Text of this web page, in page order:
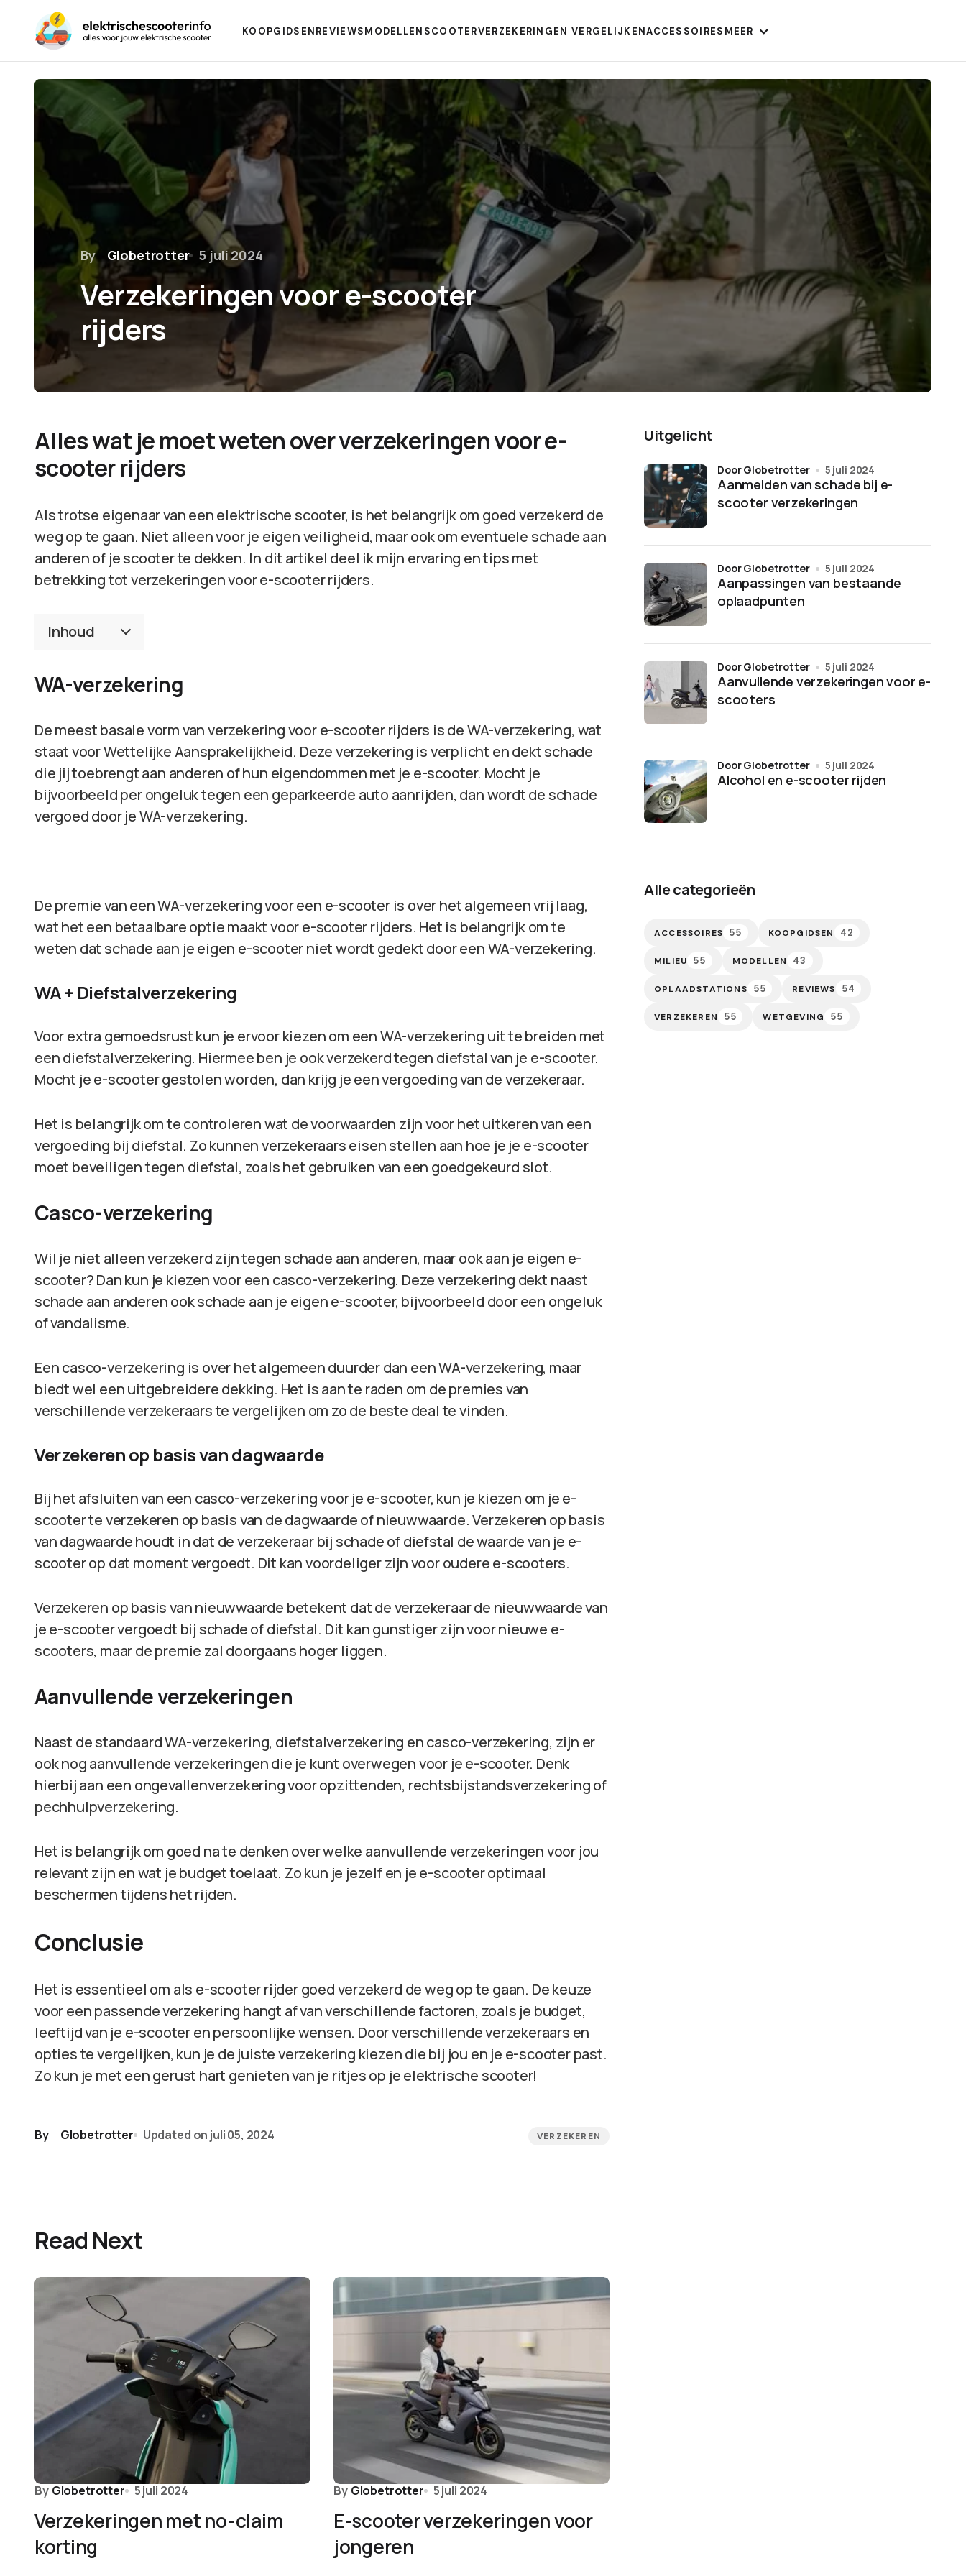
KOOPGIDSENREVIEWSMODELLEN SCOOTERVERZEKERINGEN VERGELIJKENACCESSOIRES MEER
By Globetrotter 5 juli 2024
Verzekeringen voor e-scooter
rijders
Alles wat je moet weten over verzekeringen voor e-
scooter rijders
Als trotse eigenaar van een elektrische scooter, is het belangrijk om goed verzekerd de
weg op te gaan. Niet alleen voor je eigen veiligheid, maar ook om eventuele schade aan
anderen of je scooter te dekken. In dit artikel deel ik mijn ervaring en tips met
betrekking tot verzekeringen voor e-scooter rijders.
Inhoud
WA-verzekering
De meest basale vorm van verzekering voor e-scooter rijders is de WA-verzekering, wat
staat voor Wettelijke Aansprakelijkheid. Deze verzekering is verplicht en dekt schade
die jij toebrengt aan anderen of hun eigendommen met je e-scooter. Mocht je
bijvoorbeeld per ongeluk tegen een geparkeerde auto aanrijden, dan wordt de schade
vergoed door je WA-verzekering.
De premie van een WA-verzekering voor een e-scooter is over het algemeen vrij laag,
wat het een betaalbare optie maakt voor e-scooter rijders. Het is belangrijk om te
weten dat schade aan je eigen e-scooter niet wordt gedekt door een WA-verzekering.
WA + Diefstalverzekering
Voor extra gemoedsrust kun je ervoor kiezen om een WA-verzekering uit te breiden met
een diefstalverzekering. Hiermee ben je ook verzekerd tegen diefstal van je e-scooter.
Mocht je e-scooter gestolen worden, dan krijg je een vergoeding van de verzekeraar.
Het is belangrijk om te controleren wat de voorwaarden zijn voor het uitkeren van een
vergoeding bij diefstal. Zo kunnen verzekeraars eisen stellen aan hoe je je e-scooter
moet beveiligen tegen diefstal, zoals het gebruiken van een goedgekeurd slot.
Casco-verzekering
Wil je niet alleen verzekerd zijn tegen schade aan anderen, maar ook aan je eigen e-
scooter? Dan kun je kiezen voor een casco-verzekering. Deze verzekering dekt naast
schade aan anderen ook schade aan je eigen e-scooter, bijvoorbeeld door een ongeluk
of vandalisme.
Een casco-verzekering is over het algemeen duurder dan een WA-verzekering, maar
biedt wel een uitgebreidere dekking. Het is aan te raden om de premies van
verschillende verzekeraars te vergelijken om zo de beste deal te vinden.
Verzekeren op basis van dagwaarde
Bij het afsluiten van een casco-verzekering voor je e-scooter, kun je kiezen om je e-
scooter te verzekeren op basis van de dagwaarde of nieuwwaarde. Verzekeren op basis
van dagwaarde houdt in dat de verzekeraar bij schade of diefstal de waarde van je e-
scooter op dat moment vergoedt. Dit kan voordeliger zijn voor oudere e-scooters.
Verzekeren op basis van nieuwwaarde betekent dat de verzekeraar de nieuwwaarde van
je e-scooter vergoedt bij schade of diefstal. Dit kan gunstiger zijn voor nieuwe e-
scooters, maar de premie zal doorgaans hoger liggen.
Aanvullende verzekeringen
Naast de standaard WA-verzekering, diefstalverzekering en casco-verzekering, zijn er
ook nog aanvullende verzekeringen die je kunt overwegen voor je e-scooter. Denk
hierbij aan een ongevallenverzekering voor opzittenden, rechtsbijstandsverzekering of
pechhulpverzekering.
Het is belangrijk om goed na te denken over welke aanvullende verzekeringen voor jou
relevant zijn en wat je budget toelaat. Zo kun je jezelf en je e-scooter optimaal
beschermen tijdens het rijden.
Conclusie
Het is essentieel om als e-scooter rijder goed verzekerd de weg op te gaan. De keuze
voor een passende verzekering hangt af van verschillende factoren, zoals je budget,
leeftijd van je e-scooter en persoonlijke wensen. Door verschillende verzekeraars en
opties te vergelijken, kun je de juiste verzekering kiezen die bij jou en je e-scooter past.
Zo kun je met een gerust hart genieten van je ritjes op je elektrische scooter!
By Globetrotter Updated on juli 05, 2024 VERZEKEREN
Read Next
By Globetrotter 5 juli 2024
Verzekeringen met no-claim
korting
By Globetrotter 5 juli 2024
E-scooter verzekeringen voor
jongeren
Uitgelicht
Aanmelden van schade bij e-
scooter verzekeringen
door Globetrotter 5 juli 2024
Aanpassingen van bestaande
oplaadpunten
door Globetrotter 5 juli 2024
Aanvullende verzekeringen voor e-
scooters
door Globetrotter 5 juli 2024
Alcohol en e-scooter rijden
door Globetrotter 5 juli 2024
Alle categorieën
ACCESSOIRES 55 KOOPGIDSEN 42
MILIEU 55 MODELLEN 43
OPLAADSTATIONS 55 REVIEWS 54
VERZEKEREN 55 WETGEVING 55